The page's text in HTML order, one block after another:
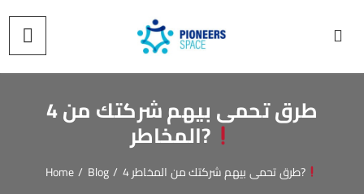
4 طرق تحمى بيهم شركتك من
المخاطر?
Home / Blog / 4 طرق تحمى بيهم شركتك من المخاطر?